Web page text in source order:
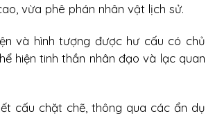
vừa phê phán nhân vật lịch sử.
và hình tượng được hư cấu có chủ
hiện tinh thần nhân đạo và lạc quan
cấu chặt chẽ, thông qua các ẩn dụ